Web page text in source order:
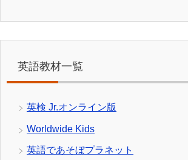
英語教材一覧
英検 Jr.オンライン版
Worldwide Kids
英語であそぼプラネット